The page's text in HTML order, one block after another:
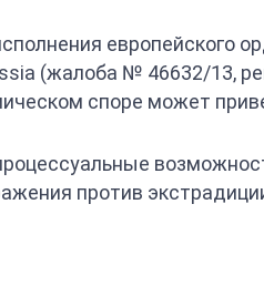
европейского
(жалоба № 46632/13,
споре может
против